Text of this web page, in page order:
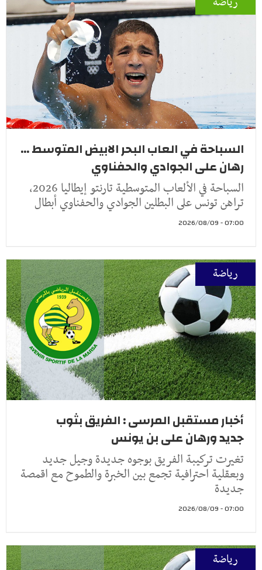
السباحة في العاب البحر الابيض المتوسط ...
رهان على الجوادي والحفناوي
السباحة في الألعاب المتوسطية تارنتو إيطاليا 2026،
تراهن تونس على البطلين الجوادي والحفناوي أبطال
07:00 - 2026/08/09
رياضة
أخبار مستقبل المرسى : الفريق بثوب
جديد ورهان على بن يونس
تغيرت تركيبة الفريق بوجوه جديدة وجيل جديد
وبعقلية احترافية تجمع بين الخبرة والطموح مع اقمصة
جديدة
07:00 - 2026/08/09
رياضة